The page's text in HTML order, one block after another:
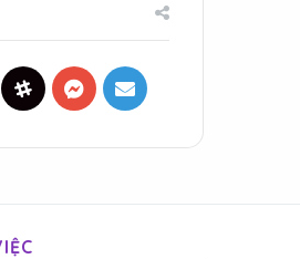
ThreadsMessenger
Mail